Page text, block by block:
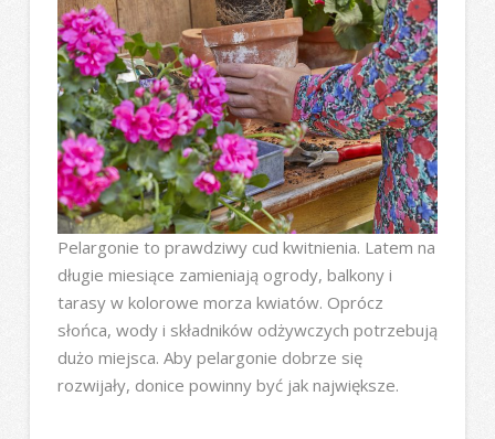
Pelargonie to prawdziwy cud kwitnienia. Latem na
długie miesiące zamieniają ogrody, balkony i
tarasy w kolorowe morza kwiatów. Oprócz
słońca, wody i składników odżywczych potrzebują
dużo miejsca. Aby pelargonie dobrze się
rozwijały, donice powinny być jak największe.